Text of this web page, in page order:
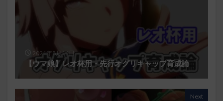
2021年8月14日
【ウマ娘】レオ杯用・先行オグリキャップ育成論
Next